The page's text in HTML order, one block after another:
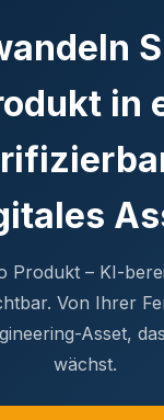
in
Produkt – KI-
Von Ihrer
Asset,
wächst.